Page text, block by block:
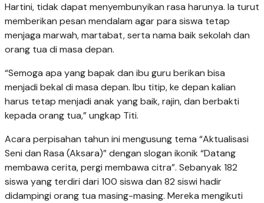
Hartini, tidak dapat menyembunyikan rasa harunya. Ia turut
memberikan pesan mendalam agar para siswa tetap
menjaga marwah, martabat, serta nama baik sekolah dan
orang tua di masa depan.
“Semoga apa yang bapak dan ibu guru berikan bisa
menjadi bekal di masa depan. Ibu titip, ke depan kalian
harus tetap menjadi anak yang baik, rajin, dan berbakti
kepada orang tua,” ungkap Titi.
Acara perpisahan tahun ini mengusung tema “Aktualisasi
Seni dan Rasa (Aksara)” dengan slogan ikonik “Datang
membawa cerita, pergi membawa citra”. Sebanyak 182
siswa yang terdiri dari 100 siswa dan 82 siswi hadir
didampingi orang tua masing-masing. Mereka mengikuti